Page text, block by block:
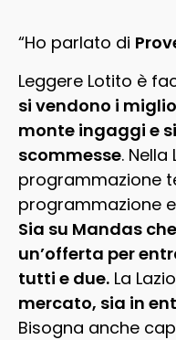
“Ho parlato di
Leggere Lotito è
si vendono i
monte ingaggi e
scommesse.
programmazione
programmazione
Sia su Mandas
un’offerta per
tutti e due. La
mercato, sia in
Bisogna anche